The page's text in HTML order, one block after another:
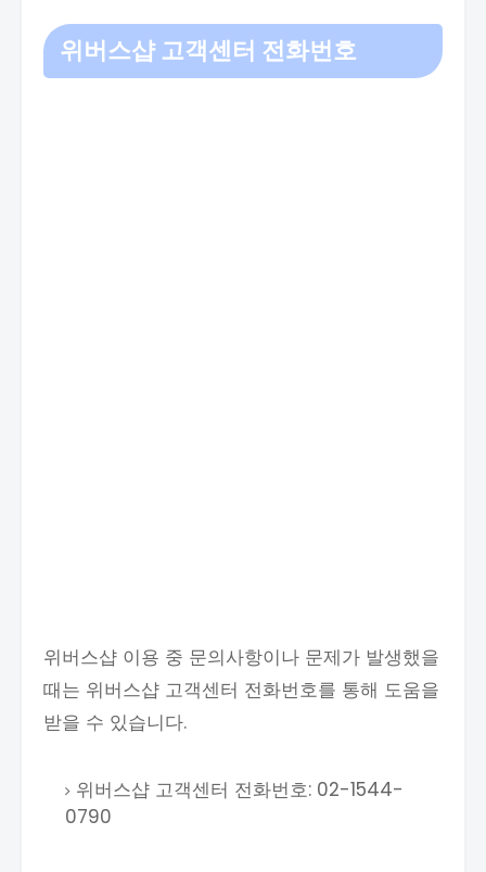
위버스샵 고객센터 전화번호
위버스샵 이용 중 문의사항이나 문제가 발생했을
때는 위버스샵 고객센터 전화번호를 통해 도움을
받을 수 있습니다.
위버스샵 고객센터 전화번호: 02-1544-
0790